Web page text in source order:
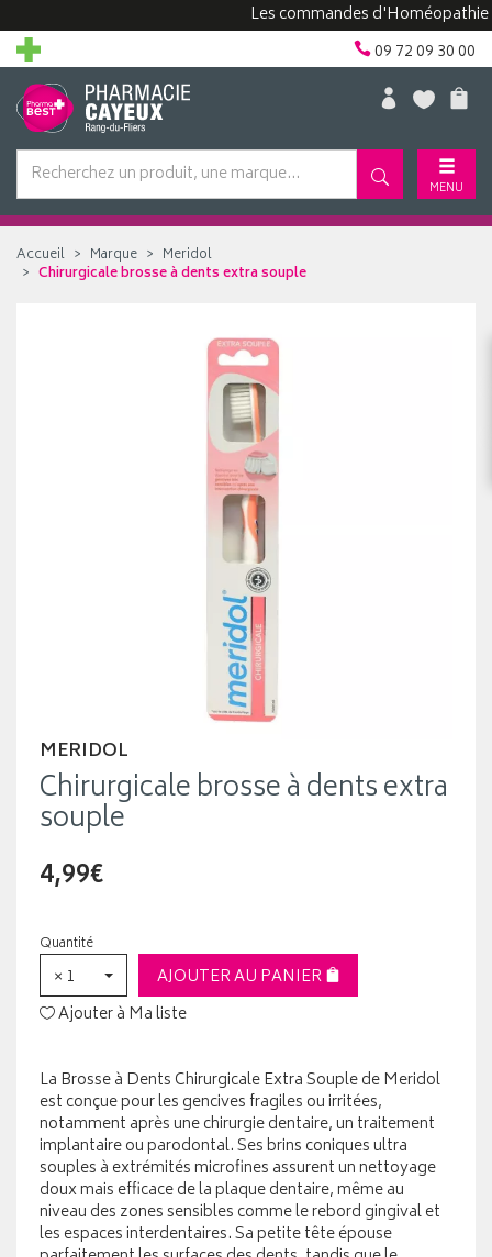
Les commandes d'Homéopathie
09 72 09 30 00
MENU
Accueil Marque
Meridol
Chirurgicale brosse à dents extra souple
MERIDOL
Chirurgicale brosse à dents extra
souple
4,99€
Quantité
× 1
AJOUTER AU PANIER
Ajouter à Ma liste
La Brosse à Dents Chirurgicale Extra Souple de Meridol
est conçue pour les gencives fragiles ou irritées,
notamment après une chirurgie dentaire, un traitement
implantaire ou parodontal. Ses brins coniques ultra
souples à extrémités microfines assurent un nettoyage
doux mais efficace de la plaque dentaire, même au
niveau des zones sensibles comme le rebord gingival et
les espaces interdentaires. Sa petite tête épouse